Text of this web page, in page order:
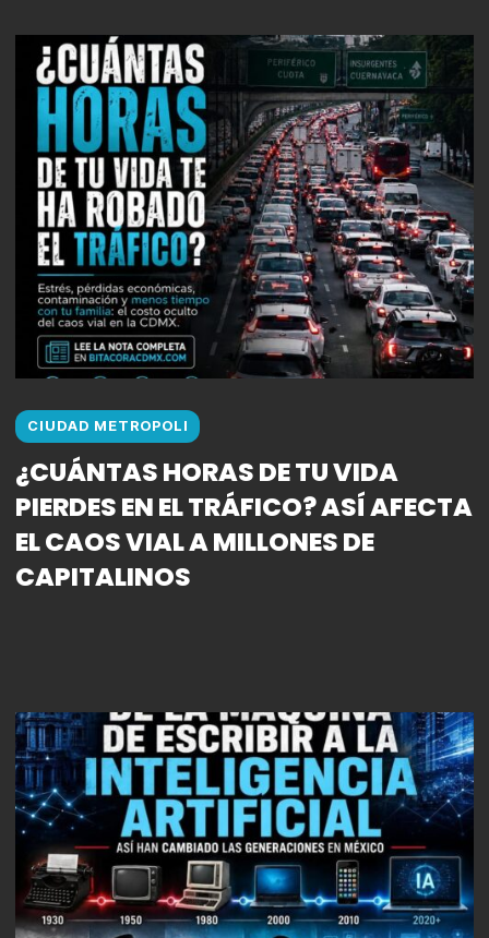
CIUDAD METROPOLI
¿CUÁNTAS HORAS DE TU VIDA
PIERDES EN EL TRÁFICO? ASÍ AFECTA
EL CAOS VIAL A MILLONES DE
CAPITALINOS